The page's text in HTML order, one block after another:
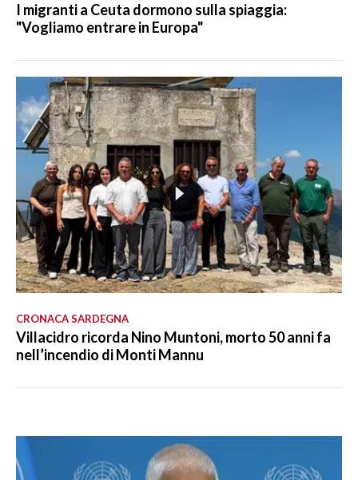
I migranti a Ceuta dormono sulla spiaggia:
"Vogliamo entrare in Europa"
CRONACA SARDEGNA
Villacidro ricorda Nino Muntoni, morto 50 anni fa
nell’incendio di Monti Mannu